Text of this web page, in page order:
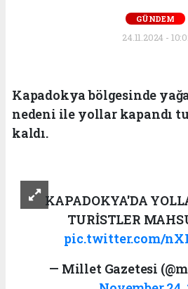
GÜNDEM
24.11.2024 -
Kapadokya bölgesinde
nedeni ile yollar kapandı
kaldı.
KAPADOKYA'DA
TURİSTLER
pic.twitter.com/
— Millet Gazetesi